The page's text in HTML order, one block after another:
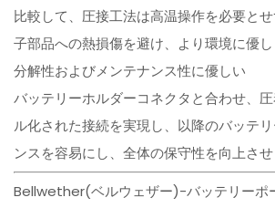
比較して、圧接工法は高温操作を必要と
子部品への熱損傷を避け、より環境に優し
分解性およびメンテナンス性に優しい
バッテリーホルダーコネクタと合わせ、
ル化された接続を実現し、以降のバッテ
ンスを容易にし、全体の保守性を向上させ
Bellwether(ベルウェザー)-バッテリーポ